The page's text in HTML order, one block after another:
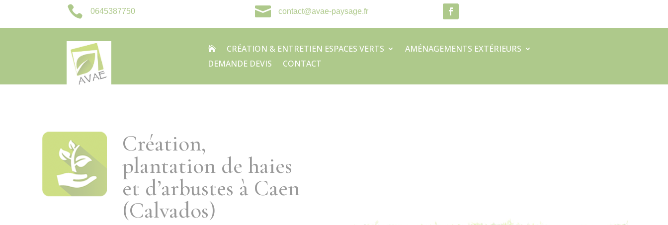
 0645387750  contact@avae-paysage.fr
 CRÉATION & ENTRETIEN ESPACES VERTS
AMÉNAGEMENTS EXTÉRIEURS
DEMANDE DEVIS
CONTACT
Création,
plantation de haies
et d’arbustes à Caen
(Calvados)